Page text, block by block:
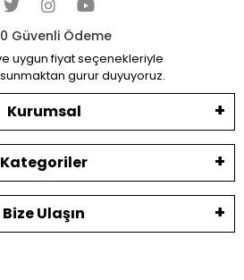
Güvenli Ödeme
uygun fiyat seçenekleriyle
gurur duyuyoruz.
Kurumsal
Kategoriler
Bize Ulaşın